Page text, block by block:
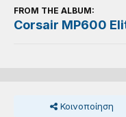
FROM THE ALBUM:
Corsair MP600
Κοινοποίηση